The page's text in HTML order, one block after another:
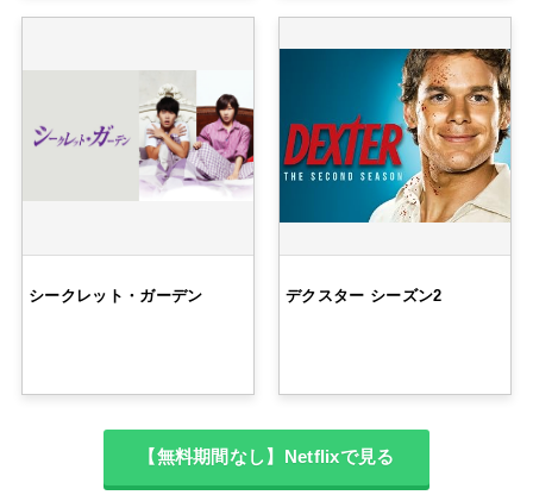
シークレット・ガーデン デクスター シーズン2
【無料期間なし】Netflixで見る